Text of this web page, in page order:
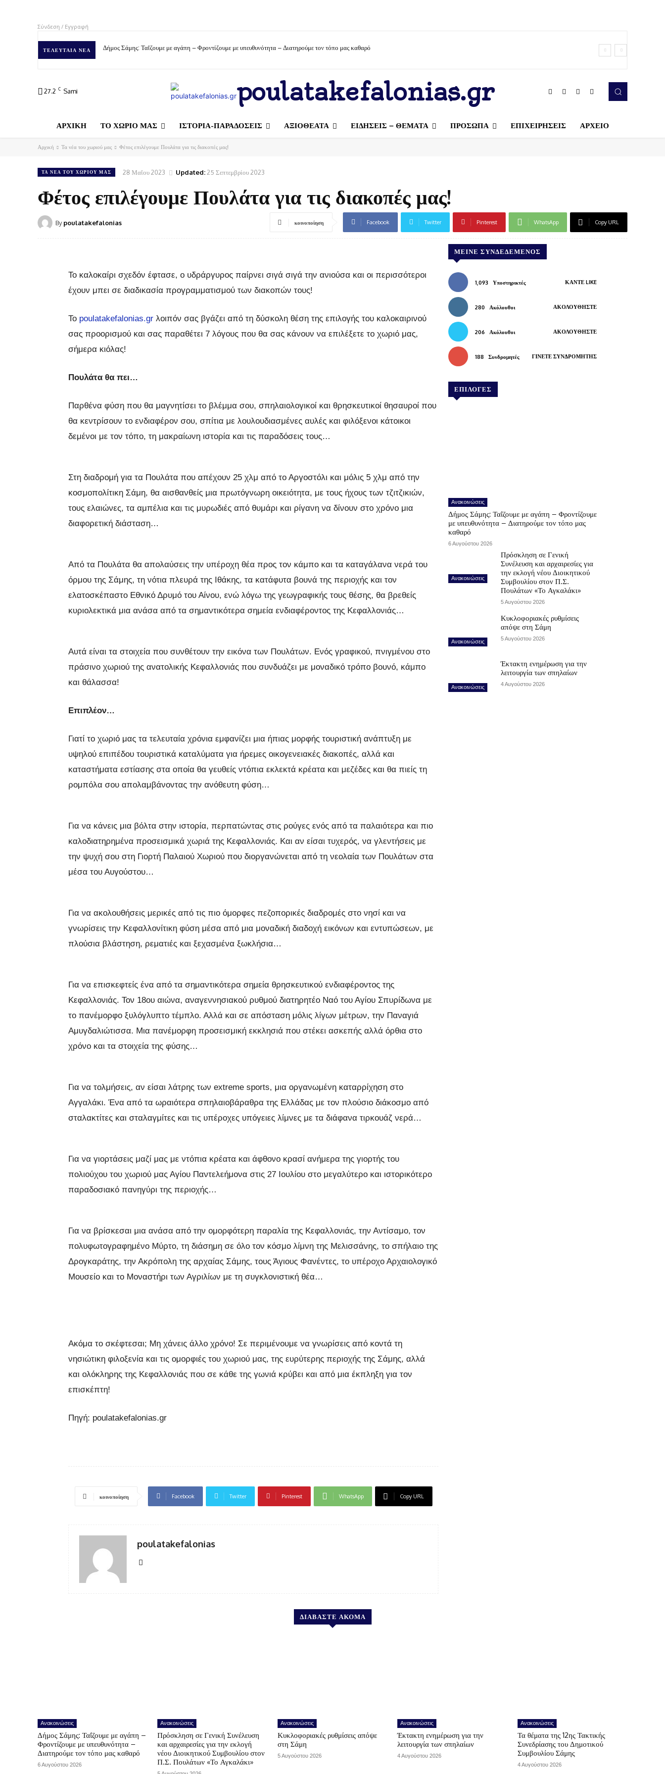
Σύνδεση / Εγγραφή
ΤΕΛΕΥΤΑΊΑ ΝΈΑ Δήμος Σάμης: Ταΐζουμε με αγάπη – Φροντίζουμε με υπευθυνότητα – Διατηρούμε τον τόπο μας καθαρό
27.2 C Sami poulatakefalonias.gr
ΑΡΧΙΚΗ ΤΟ ΧΩΡΙΟ ΜΑΣ ΙΣΤΟΡΙΑ-ΠΑΡΑΔΟΣΕΙΣ ΑΞΙΟΘΕΑΤΑ ΕΙΔΗΣΕΙΣ – ΘΕΜΑΤΑ ΠΡΟΣΩΠΑ ΕΠΙΧΕΙΡΗΣΕΙΣ ΑΡΧΕΙΟ
Αρχική Τα νέα του χωριού μας Φέτος επιλέγουμε Πουλάτα για τις διακοπές μας!
ΤΑ ΝΈΑ ΤΟΥ ΧΩΡΙΟΎ ΜΑΣ 28 Μαΐου 2023 Updated:25 Σεπτεμβρίου 2023
Φέτος επιλέγουμε Πουλάτα για τις διακοπές μας!
By poulatakefalonias κοινοποίηση Facebook Twitter Pinterest WhatsApp Copy URL
Το καλοκαίρι σχεδόν έφτασε, ο υδράργυρος παίρνει σιγά σιγά την ανιούσα και οι περισσότεροι
έχουν μπει σε διαδικασία προγραμματισμού των διακοπών τους!
Το poulatakefalonias.gr λοιπόν σας βγάζει από τη δύσκολη θέση της επιλογής του καλοκαιρινού
σας προορισμού και σας παραθέτει 7 λόγους που θα σας κάνουν να επιλέξετε το χωριό μας,
σήμερα κιόλας!
Πουλάτα θα πει…
Παρθένα φύση που θα μαγνητίσει το βλέμμα σου, σπηλαιολογικοί και θρησκευτικοί θησαυροί που
θα κεντρίσουν το ενδιαφέρον σου, σπίτια με λουλουδιασμένες αυλές και φιλόξενοι κάτοικοι
δεμένοι με τον τόπο, τη μακραίωνη ιστορία και τις παραδόσεις τους…
Στη διαδρομή για τα Πουλάτα που απέχουν 25 χλμ από το Αργοστόλι και μόλις 5 χλμ από την
κοσμοπολίτικη Σάμη, θα αισθανθείς μια πρωτόγνωρη οικειότητα, με τους ήχους των τζιτζικιών,
τους ελαιώνες, τα αμπέλια και τις μυρωδιές από θυμάρι και ρίγανη να δίνουν στο χρόνο μια
διαφορετική διάσταση…
Από τα Πουλάτα θα απολαύσεις την υπέροχη θέα προς τον κάμπο και τα καταγάλανα νερά του
όρμου της Σάμης, τη νότια πλευρά της Ιθάκης, τα κατάφυτα βουνά της περιοχής και τον
ελατοσκέπαστο Εθνικό Δρυμό του Αίνου, ενώ λόγω της γεωγραφικής τους θέσης, θα βρεθείς
κυριολεκτικά μια ανάσα από τα σημαντικότερα σημεία ενδιαφέροντος της Κεφαλλονιάς…
Αυτά είναι τα στοιχεία που συνθέτουν την εικόνα των Πουλάτων. Ενός γραφικού, πνιγμένου στο
πράσινο χωριού της ανατολικής Κεφαλλονιάς που συνδυάζει με μοναδικό τρόπο βουνό, κάμπο
και θάλασσα!
Επιπλέον…
Γιατί το χωριό μας τα τελευταία χρόνια εμφανίζει μια ήπιας μορφής τουριστική ανάπτυξη με
υψηλού επιπέδου τουριστικά καταλύματα για ήρεμες οικογενειακές διακοπές, αλλά και
καταστήματα εστίασης στα οποία θα γευθείς ντόπια εκλεκτά κρέατα και μεζέδες και θα πιείς τη
ρομπόλα σου απολαμβάνοντας την ανόθευτη φύση…
Για να κάνεις μια βόλτα στην ιστορία, περπατώντας στις ρούγες ενός από τα παλαιότερα και πιο
καλοδιατηρημένα προσεισμικά χωριά της Κεφαλλονιάς. Και αν είσαι τυχερός, να γλεντήσεις με
την ψυχή σου στη Γιορτή Παλαιού Χωριού που διοργανώνεται από τη νεολαία των Πουλάτων στα
μέσα του Αυγούστου…
Για να ακολουθήσεις μερικές από τις πιο όμορφες πεζοπορικές διαδρομές στο νησί και να
γνωρίσεις την Κεφαλλονίτικη φύση μέσα από μια μοναδική διαδοχή εικόνων και εντυπώσεων, με
πλούσια βλάστηση, ρεματιές και ξεχασμένα ξωκλήσια…
Για να επισκεφτείς ένα από τα σημαντικότερα σημεία θρησκευτικού ενδιαφέροντος της
Κεφαλλονιάς. Τον 18ου αιώνα, αναγεννησιακού ρυθμού διατηρητέο Ναό του Αγίου Σπυρίδωνα με
το πανέμορφο ξυλόγλυπτο τέμπλο. Αλλά και σε απόσταση μόλις λίγων μέτρων, την Παναγιά
Αμυγδαλιώτισσα. Μια πανέμορφη προσεισμική εκκλησιά που στέκει ασκεπής αλλά όρθια στο
χρόνο και τα στοιχεία της φύσης…
Για να τολμήσεις, αν είσαι λάτρης των extreme sports, μια οργανωμένη καταρρίχηση στο
Αγγαλάκι. Ένα από τα ωραιότερα σπηλαιοβάραθρα της Ελλάδας με τον πλούσιο διάκοσμο από
σταλακτίτες και σταλαγμίτες και τις υπέροχες υπόγειες λίμνες με τα διάφανα τιρκουάζ νερά…
Για να γιορτάσεις μαζί μας με ντόπια κρέατα και άφθονο κρασί ανήμερα της γιορτής του
πολιούχου του χωριού μας Αγίου Παντελεήμονα στις 27 Ιουλίου στο μεγαλύτερο και ιστορικότερο
παραδοσιακό πανηγύρι της περιοχής…
Για να βρίσκεσαι μια ανάσα από την ομορφότερη παραλία της Κεφαλλονιάς, την Αντίσαμο, τον
πολυφωτογραφημένο Μύρτο, τη διάσημη σε όλο τον κόσμο λίμνη της Μελισσάνης, το σπήλαιο της
Δρογκαράτης, την Ακρόπολη της αρχαίας Σάμης, τους Άγιους Φανέντες, το υπέροχο Αρχαιολογικό
Μουσείο και το Μοναστήρι των Αγριλίων με τη συγκλονιστική θέα…
Ακόμα το σκέφτεσαι; Μη χάνεις άλλο χρόνο! Σε περιμένουμε να γνωρίσεις από κοντά τη
νησιώτικη φιλοξενία και τις ομορφιές του χωριού μας, της ευρύτερης περιοχής της Σάμης, αλλά
και ολόκληρης της Κεφαλλονιάς που σε κάθε της γωνιά κρύβει και από μια έκπληξη για τον
επισκέπτη!
Πηγή: poulatakefalonias.gr
κοινοποίηση Facebook Twitter Pinterest WhatsApp Copy URL
poulatakefalonias
ΜΕΊΝΕ ΣΥΝΔΕΔΕΜΈΝΟΣ
1,093 Υποστηρικτές ΚΆΝΤΕ LIKE
280 Ακόλουθοι ΑΚΟΛΟΥΘΉΣΤΕ
206 Ακόλουθοι ΑΚΟΛΟΥΘΉΣΤΕ
188 Συνδρομητές ΓΊΝΕΤΕ ΣΥΝΔΡΟΜΗΤΉΣ
ΕΠΙΛΟΓΕΣ
Ανακοινώσεις
Δήμος Σάμης: Ταΐζουμε με αγάπη – Φροντίζουμε
με υπευθυνότητα – Διατηρούμε τον τόπο μας
καθαρό
6 Αυγούστου 2026
Ανακοινώσεις
Πρόσκληση σε Γενική
Συνέλευση και αρχαιρεσίες για
την εκλογή νέου Διοικητικού
Συμβουλίου στον Π.Σ.
Πουλάτων «Το Αγκαλάκι»
5 Αυγούστου 2026
Ανακοινώσεις
Κυκλοφοριακές ρυθμίσεις
απόψε στη Σάμη
5 Αυγούστου 2026
Ανακοινώσεις
Έκτακτη ενημέρωση για την
λειτουργία των σπηλαίων
4 Αυγούστου 2026
ΔΙΑΒΑΣΤΕ ΑΚΟΜΑ
Ανακοινώσεις
Δήμος Σάμης: Ταΐζουμε με αγάπη –
Φροντίζουμε με υπευθυνότητα –
Διατηρούμε τον τόπο μας καθαρό
6 Αυγούστου 2026
Ανακοινώσεις
Πρόσκληση σε Γενική Συνέλευση
και αρχαιρεσίες για την εκλογή
νέου Διοικητικού Συμβουλίου στον
Π.Σ. Πουλάτων «Το Αγκαλάκι»
Ανακοινώσεις
Κυκλοφοριακές ρυθμίσεις απόψε
στη Σάμη
5 Αυγούστου 2026
Ανακοινώσεις
Έκτακτη ενημέρωση για την
λειτουργία των σπηλαίων
4 Αυγούστου 2026
Ανακοινώσεις
Τα θέματα της 12ης Τακτικής
Συνεδρίασης του Δημοτικού
Συμβουλίου Σάμης
4 Αυγούστου 2026